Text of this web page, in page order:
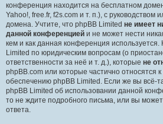
конференция находится на бесплатном
Yahoo!, free.fr, f2s.com и т. п.), с руководством
домена. Учтите, что phpBB Limited не имеет
данной конференцией и не может нести
кем и как данная конференция
Limited по юридическим вопросам (о
ответственности за неё и т. д.), которые не
phpBB.com или которые частично относятся
обеспечению phpBB Limited. Если же вы всё-
phpBB Limited об использовании данной
то не ждите подробного письма, или вы
ответа.